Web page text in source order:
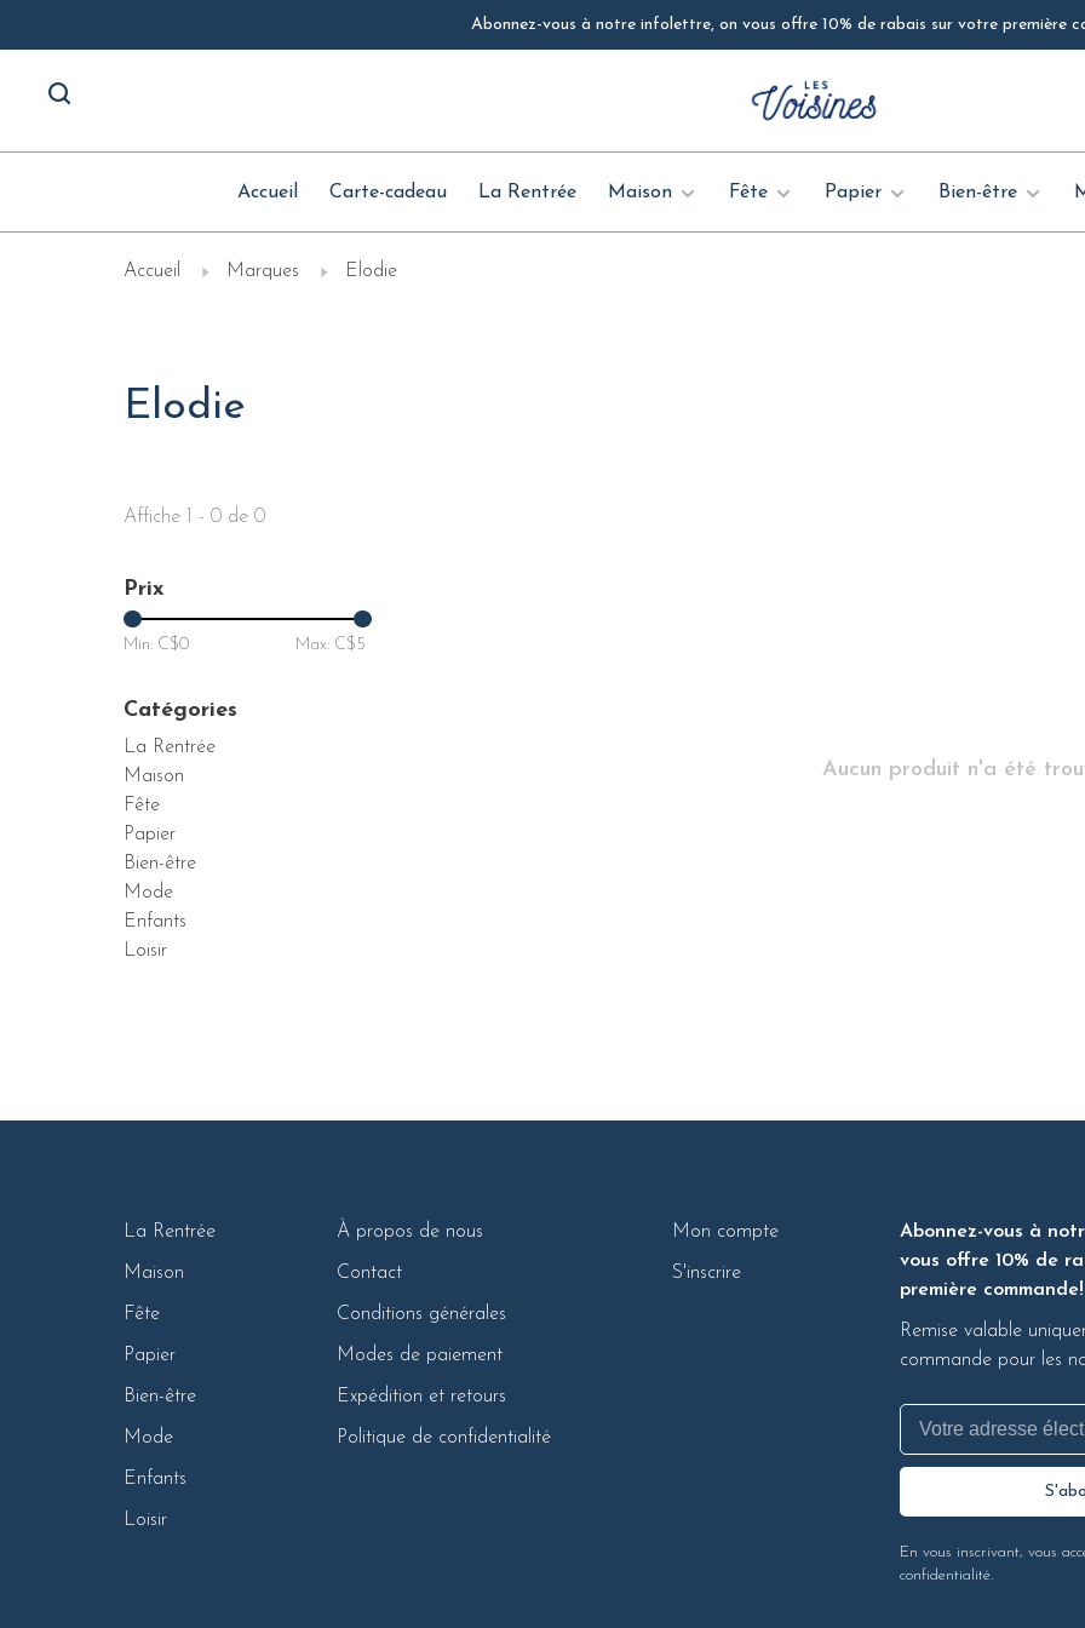
Abonnez-vous à notre infolettre, on vous offre 10% de rabais sur votre première
Accueil Carte-cadeau La Rentrée Maison Fête Papier Bien-être
Accueil Marques Elodie
Elodie
Affiche 1 - 0 de 0
Prix
Min: C$0 Max: C$ 5
Catégories
La Rentrée
Maison
Fête
Papier
Bien-être
Mode
Enfants
Loisir
Aucun produit n'a été
La Rentrée
Maison
Fête
Papier
Bien-être
Mode
Enfants
Loisir
À propos de nous
Contact
Conditions générales
Modes de paiement
Expédition et retours
Politique de confidentialité
Mon compte
S'inscrire
Abonnez-vous à
vous offre 10% de
première commande!
Remise valable
commande pour les
En vous inscrivant, vous
confidentialité.